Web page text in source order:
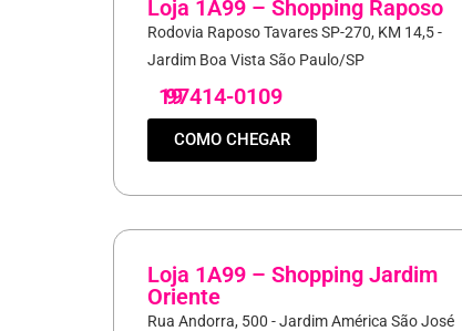
Loja 1A99 – Shopping Raposo
Rodovia Raposo Tavares SP-270, KM 14,5 -
Jardim Boa Vista São Paulo/SP
19
97414-0109
COMO CHEGAR
Loja 1A99 – Shopping Jardim
Oriente
Rua Andorra, 500 - Jardim América São José